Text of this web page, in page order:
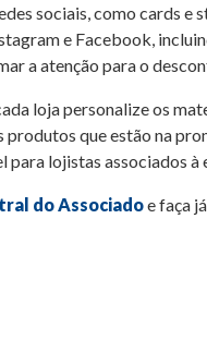
sociais, como cards e
e Facebook,
a atenção para o
loja personalize os
produtos que estão na
para lojistas associados à
do Associadoe faça